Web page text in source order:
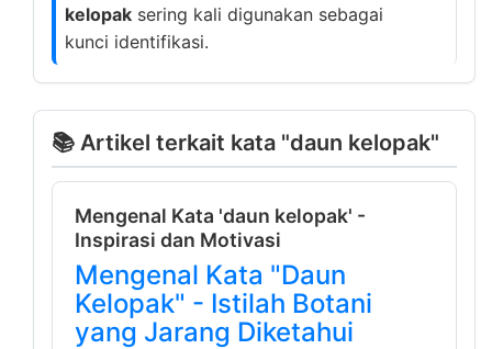
kelopak sering kali digunakan sebagai
kunci identifikasi.
📚 Artikel terkait kata "daun kelopak"
Mengenal Kata 'daun kelopak' -
Inspirasi dan Motivasi
Mengenal Kata "Daun
Kelopak" - Istilah Botani
yang Jarang Diketahui